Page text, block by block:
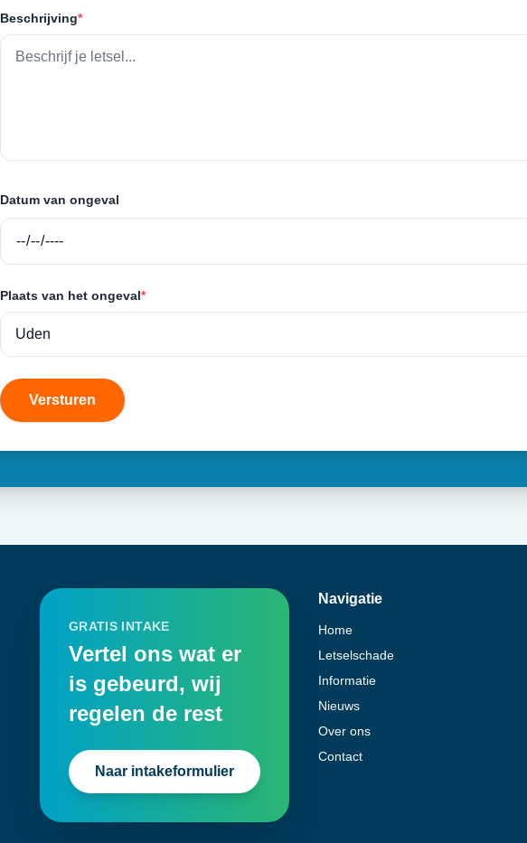
Beschrijving*
Datum van ongeval
Plaats van het ongeval*
Versturen
GRATIS INTAKE
Vertel ons wat er
is gebeurd, wij
regelen de rest
Naar intakeformulier
Navigatie
Home
Letselschade
Informatie
Nieuws
Over ons
Contact